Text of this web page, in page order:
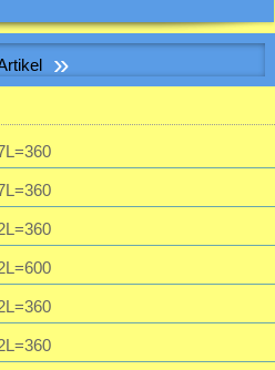
»
Dichtungen
inkl. 19 % MwSt. zzgl.